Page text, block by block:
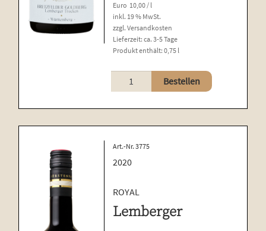
Euro 10,00/ l
inkl. 19 % MwSt.
zzgl.Versandkosten
Lieferzeit:ca. 3-5 Tage
Produkt enthält: 0,75 l
Bretzfelder
Goldberg
Lemberger
Bestellen
Art.-Nr. 3775
2020
ROYAL
Lemberger